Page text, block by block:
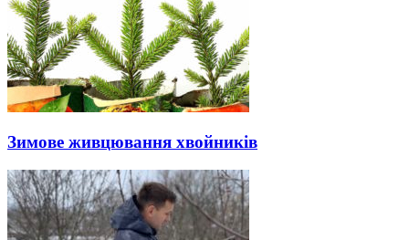
Зимове живцювання хвойників